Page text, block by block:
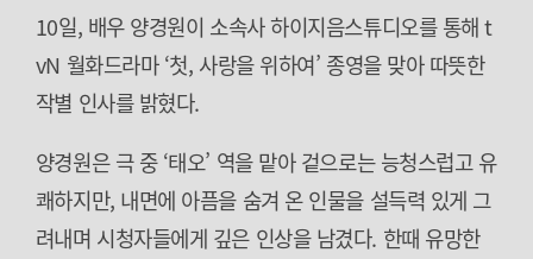
10일, 배우 양경원이 소속사 하이지음스튜디오를 통해 t
vN 월화드라마 ‘첫, 사랑을 위하여’ 종영을 맞아 따뜻한
작별 인사를 밝혔다.
양경원은 극 중 ‘태오’ 역을 맡아 겉으로는 능청스럽고 유
쾌하지만, 내면에 아픔을 숨겨 온 인물을 설득력 있게 그
려내며 시청자들에게 깊은 인상을 남겼다. 한때 유망한